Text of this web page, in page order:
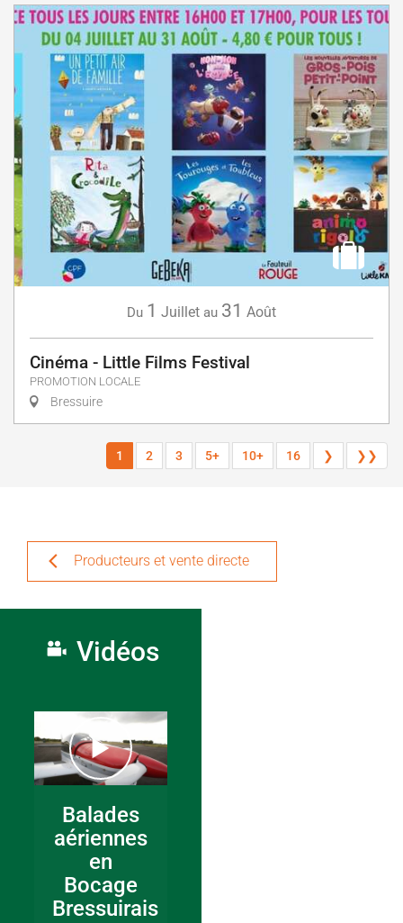
Du 1 Juillet au 31 Août
Cinéma - Little Films Festival
PROMOTION LOCALE
Bressuire
1 2 3 5+ 10+ 16 ❯ ❯❯
Producteurs et vente directe
Vidéos
Balades
aériennes
en
Bocage
Bressuirais